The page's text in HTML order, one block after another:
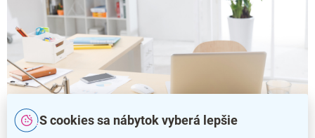
S cookies sa nábytok vyberá lepšie